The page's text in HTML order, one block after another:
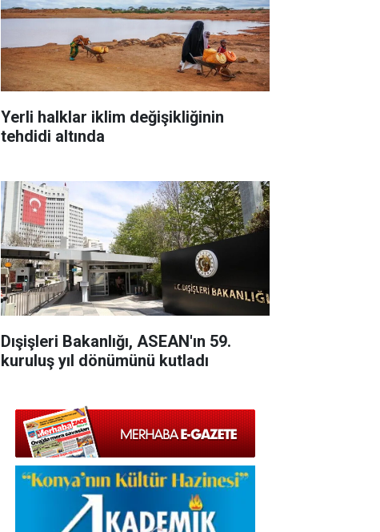
Yerli halklar iklim değişikliğinin
tehdidi altında
Dışişleri Bakanlığı, ASEAN'ın 59.
kuruluş yıl dönümünü kutladı